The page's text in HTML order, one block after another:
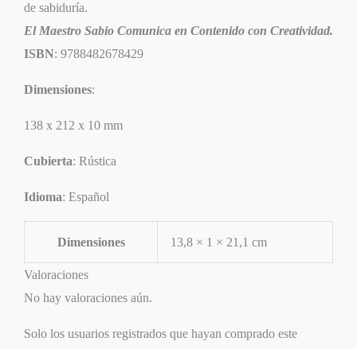
de sabiduría.
El Maestro Sabio Comunica en Contenido con Creatividad.
ISBN: 9788482678429
Dimensiones:
138 x 212 x 10 mm
Cubierta: Rústica
Idioma: Español
Dimensiones 13,8 × 1 × 21,1 cm
Valoraciones
No hay valoraciones aún.
Solo los usuarios registrados que hayan comprado este